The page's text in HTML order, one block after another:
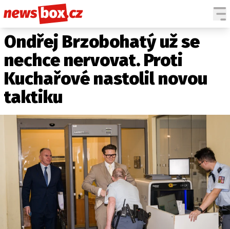
DOMÁCÍ
ZAHRANIČÍ
POČASÍ
KRIMI
EKONOMIKA
KULTURA
SPOLEČNOST
SPORT
ČESKÉ CELEBRITY
SVĚTOVÉ CELEBRITY
SLEDUJTE NÁS NA|
Máte příběh, fotku nebo video?
Ondřej Brzobohatý už se
nechce nervovat. Proti
Kuchařové nastolil novou
taktiku